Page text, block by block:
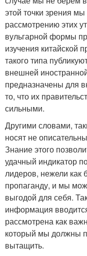
этой точки зрения
рассмотрению этих
вульгарной формы
изучения китайской
такого типа
внешней
предназначены для
то, что их
сильными.
Другими словами,
носят не
Знание этого
удачный индикатор
лидеров, нежели как
пропаганду, и мы
выгодой для себя.
информация
рассмотрена как
который мы должны
вытащить.